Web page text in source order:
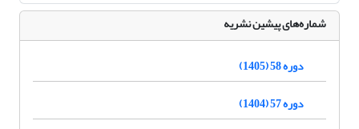
شماره‌های پیشین نشریه
دوره 58 (1405)
دوره 57 (1404)